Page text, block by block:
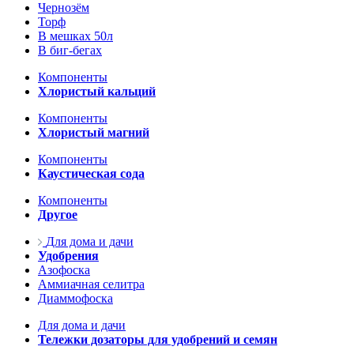
Чернозём
Торф
В мешках 50л
В биг-бегах
Компоненты
Хлористый кальций
Компоненты
Хлористый магний
Компоненты
Каустическая сода
Компоненты
Другое
Для дома и дачи
Удобрения
Азофоска
Аммиачная селитра
Диаммофоска
Для дома и дачи
Тележки дозаторы для удобрений и семян